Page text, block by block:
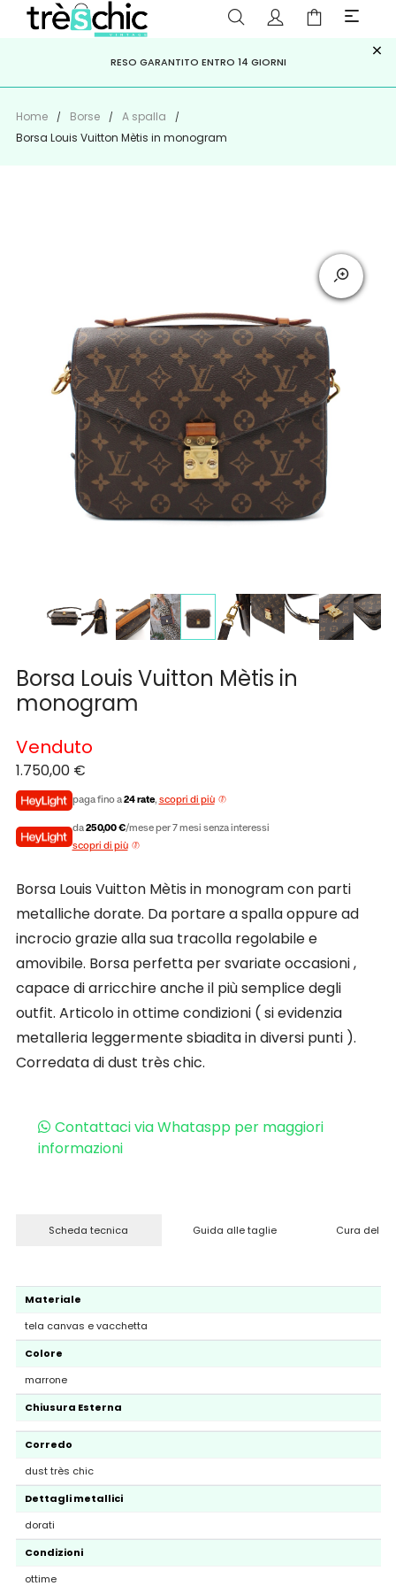
PAGA A RATE CONKLARNA,HEYLIGHT, APPAGO
ISCRIVITI ALLA NEWSLETTER PER NON PERDERE SCONTI E
OFFERTE IMPERDIBILI!
RESO GARANTITO ENTRO 14 GIORNI ×
Home Borse
A spalla
Borsa Louis Vuitton Mètis in monogram
Borsa Louis Vuitton Mètis in
monogram
1.750,00 €
paga fino a24 rate, scopri di più
da250,00 €/mese per 7 mesi senza interessi
scopri di più
Venduto
Borsa Louis Vuitton Mètis in monogram con parti
metalliche dorate. Da portare a spalla oppure ad
incrocio grazie alla sua tracolla regolabile e
amovibile. Borsa perfetta per svariate occasioni ,
capace di arricchire anche il più semplice degli
outfit. Articolo in ottime condizioni ( si evidenzia
metalleria leggermente sbiadita in diversi punti ).
Corredata di dust très chic.
Contattaci via Whataspp per maggiori
informazioni
Scheda tecnica Guida alle taglie Cura del
Materiale
tela canvas e vacchetta
Colore
marrone
Chiusura Esterna
Corredo
dust très chic
Dettagli metallici
dorati
Condizioni
ottime